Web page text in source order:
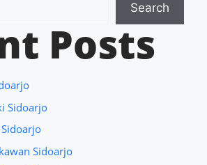
Search
Posts
Sidoarjo
Sidoarjo